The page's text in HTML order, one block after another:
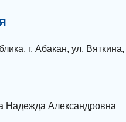
г. Абакан, ул. Вяткина,
Надежда Александровна